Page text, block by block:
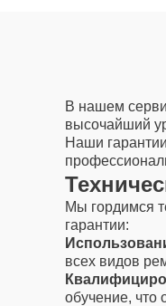
В нашем
высочайший
Наши
Мы гордимся
гарантии:
всех видов
обучение, что